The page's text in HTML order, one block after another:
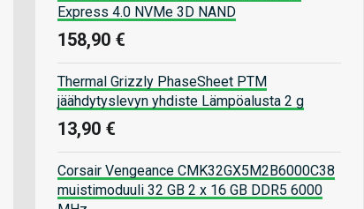
Express 4.0 NVMe 3D NAND
158,90 €
Thermal Grizzly PhaseSheet PTM
jäähdytyslevyn yhdiste Lämpöalusta 2 g
13,90 €
Corsair Vengeance CMK32GX5M2B6000C38
muistimoduuli 32 GB 2 x 16 GB DDR5 6000